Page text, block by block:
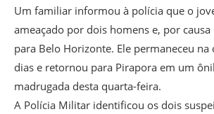
Um familiar informou à polícia que o
ameaçado por dois homens e, por
para Belo Horizonte. Ele permaneceu
dias e retornou para Pirapora em um
madrugada desta quarta-feira.
A Polícia Militar identificou os dois